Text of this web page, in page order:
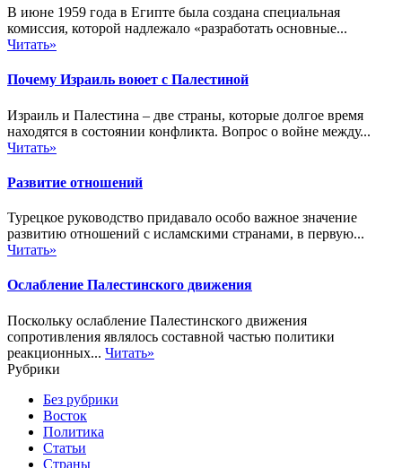
В июне 1959 года в Египте была создана специальная
комиссия, которой надлежало «разработать основные...
Читать»
Почему Израиль воюет с Палестиной
Израиль и Палестина – две страны, которые долгое время
находятся в состоянии конфликта. Вопрос о войне между...
Читать»
Развитие отношений
Турецкое руководство придавало особо важное значение
развитию отношений с исламскими странами, в первую...
Читать»
Ослабление Палестинского движения
Поскольку ослабление Палестинского движения
сопротивления являлось составной частью политики
реакционных... Читать»
Рубрики
Без рубрики
Восток
Политика
Статьи
Страны